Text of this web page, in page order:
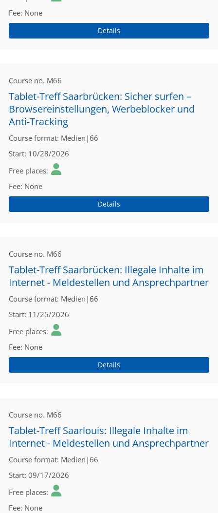
Fee None
Details
Course no. M66
Tablet-Treff Saarbrücken: Sicher surfen –
Browsereinstellungen, Werbeblocker und
Anti-Tracking
Course format Medien|66
Start 10/28/2026
Free places
Fee None
Details
Course no. M66
Tablet-Treff Saarbrücken: Illegale Inhalte im
Internet - Meldestellen und Ansprechpartner
Course format Medien|66
Start 11/25/2026
Free places
Fee None
Details
Course no. M66
Tablet-Treff Saarlouis: Illegale Inhalte im
Internet - Meldestellen und Ansprechpartner
Course format Medien|66
Start 09/17/2026
Free places
Fee None